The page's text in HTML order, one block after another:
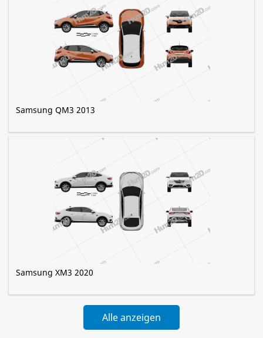
Samsung QM3 2013
Samsung XM3 2020
Alle anzeigen